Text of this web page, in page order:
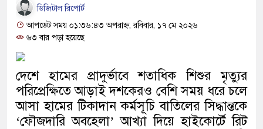
একটি চিঠিই বদলে দিল ৫ম শ্রেণির
শাস্তির বদলে সাভারের ওসি পদে
ডিজিটাল রিপোর্ট
আপডেট সময় ০১:৩৬:৪৩ অপরাহ্ন, রবিবার, ১৭ মে ২০২৬
৬৩ বার পড়া হয়েছে
দেশে হামের প্রাদুর্ভাবে শতাধিক শিশুর মৃত্যুর
পরিপ্রেক্ষিতে আড়াই দশকেরও বেশি সময় ধরে চলে
আসা হামের টিকাদান কর্মসূচি বাতিলের সিদ্ধান্তকে
‘ফৌজদারি অবহেলা’ আখ্যা দিয়ে হাইকোর্টে রিট